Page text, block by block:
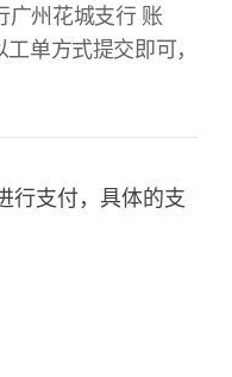
广州花城支行 账
单方式提交即可，
行支付，具体的支